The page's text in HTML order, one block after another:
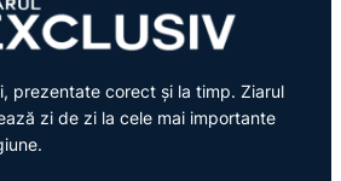
prezentate corect și la timp. Ziarul
zi de zi la cele mai importante